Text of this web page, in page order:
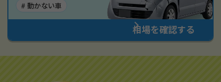
# 動かない車
相場を確認する